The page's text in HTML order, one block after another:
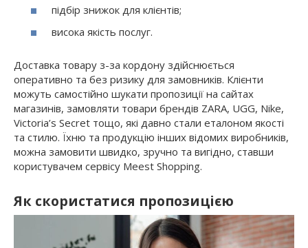
підбір знижок для клієнтів;
висока якість послуг.
Доставка товару з-за кордону здійснюється
оперативно та без ризику для замовників. Клієнти
можуть самостійно шукати пропозиції на сайтах
магазинів, замовляти товари брендів ZARA, UGG, Nike,
Victoria’s Secret тощо, які давно стали еталоном якості
та стилю. Їхню та продукцію інших відомих виробників,
можна замовити швидко, зручно та вигідно, ставши
користувачем сервісу Meest Shopping.
Як скористатися пропозицією